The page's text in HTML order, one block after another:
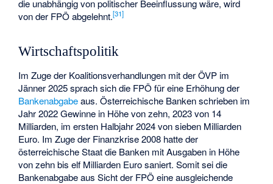
die unabhängig von politischer Beeinflussung wäre, wird
von der FPÖ abgelehnt.[31]
Wirtschaftspolitik
Im Zuge der Koalitionsverhandlungen mit der ÖVP im
Jänner 2025 sprach sich die FPÖ für eine Erhöhung der
Bankenabgabeaus. Österreichische Banken schrieben im
Jahr 2022 Gewinne in Höhe von zehn, 2023 von 14
Milliarden, im ersten Halbjahr 2024 von sieben Milliarden
Euro. Im Zuge der Finanzkrise 2008 hatte der
österreichische Staat die Banken mit Ausgaben in Höhe
von zehn bis elf Milliarden Euro saniert. Somit sei die
Bankenabgabe aus Sicht der FPÖ eine ausgleichende